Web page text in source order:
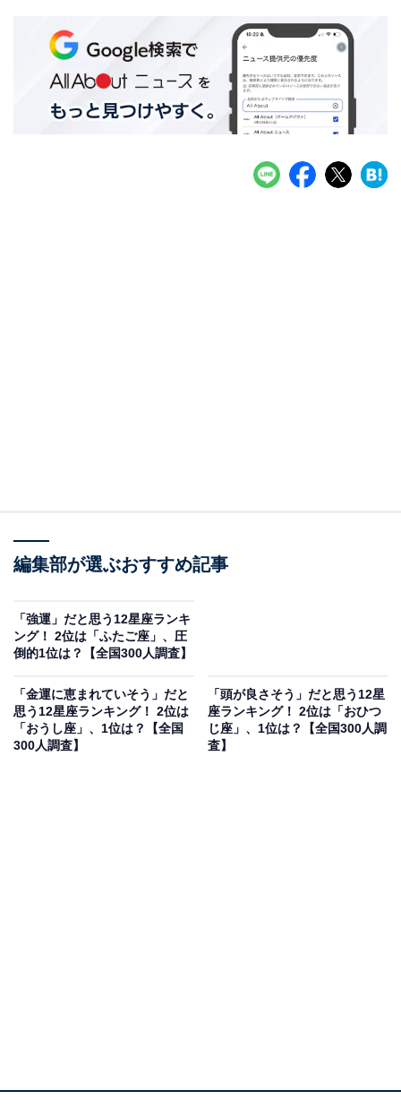
編集部が選ぶおすすめ記事
「強運」だと思う12星座ランキ
ング！ 2位は「ふたご座」、圧
倒的1位は？【全国300人調査】
「金運に恵まれていそう」だと
思う12星座ランキング！ 2位は
「おうし座」、1位は？【全国
300人調査】
「頭が良さそう」だと思う12星
座ランキング！ 2位は「おひつ
じ座」、1位は？【全国300人調
査】